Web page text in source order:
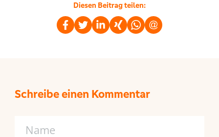
Diesen Beitrag teilen:
Schreibe einen Kommentar